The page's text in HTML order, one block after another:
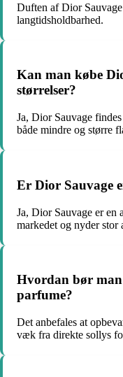
Duften af Dior
langtidsholdbarhed.
Kan man købe
størrelser?
Ja, Dior Sauvage
både mindre og større
Er Dior Sauvage
Ja, Dior Sauvage er en
markedet og nyder stor
Hvordan bør man
parfume?
Det anbefales at
væk fra direkte sollys